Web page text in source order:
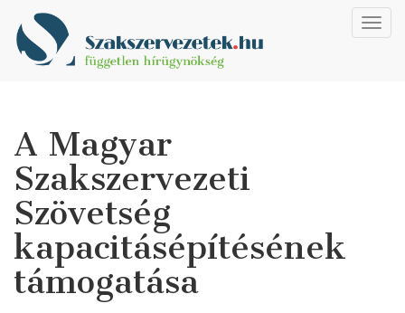
A Magyar
Szakszervezeti
Szövetség
kapacitásépítésének
támogatása